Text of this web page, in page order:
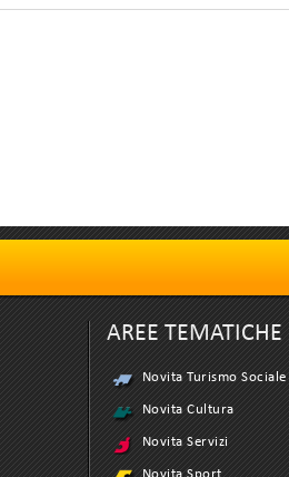
AREE TEMATICHE
Novita Turismo Sociale
Novita Cultura
Novita Servizi